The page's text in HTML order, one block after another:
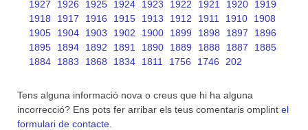
1927
1926 1925 1924 1923 1922 1921 1920
1919
1918
1917 1916 1915 1913 1912 1911 1910
1908
1905
1904 1903 1902 1900 1899 1898 1897
1896
1895
1894 1892 1891 1890 1889 1888 1887
1885
1884
1883 1868 1834 1811 1756 1746 202
Tens alguna informació nova o creus que hi ha alguna
incorrecció? Ens pots fer arribar els teus comentaris omplint el
formulari de contacte